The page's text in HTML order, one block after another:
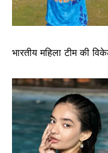
भारतीय महिला टीम की